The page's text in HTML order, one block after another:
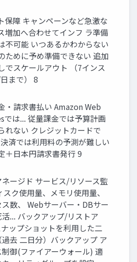
保障 キャンペーンなど急激な
増加へ合わせてインフ ラ準備
不可能 いつあるかわからない
ために予め準備できない 追加
でスケールアウト （7インス
まで） 8
・請求書払い Amazon Web
では... 従量課金では予算計画
れない クレジットカードで
済では利用料の予測が難しい
＋日本円請求書発行 9
ネージド サービス/リソース監
スク使用量、メモリ使用量、
ス数、 Webサーバー・DBサー
... バックアップ/リストア
ップショットを利用した二
去 二日分）バックアップ ア
制御(ファイアーウォール) 適